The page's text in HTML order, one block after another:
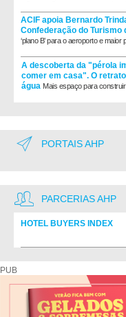
ACIF apoia Bernardo
Confederação do Turismo
‘plano B’ para o aeroporto e
A descoberta da "pérola
comer em casa". O
água Mais espaço para
PORTAIS AHP
PARCERIAS AHP
HOTEL BUYERS INDEX
PUB